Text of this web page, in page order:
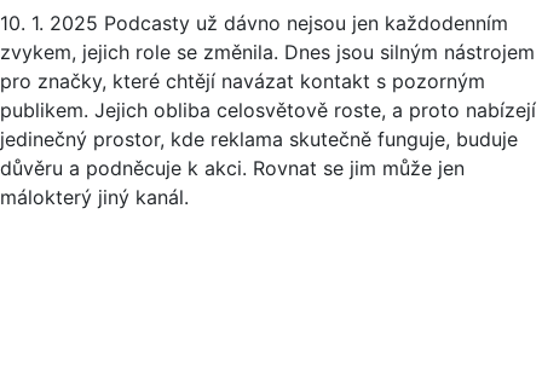
10. 1. 2025 Podcasty už dávno nejsou jen každodenním
zvykem, jejich role se změnila. Dnes jsou silným nástrojem
pro značky, které chtějí navázat kontakt s pozorným
publikem. Jejich obliba celosvětově roste, a proto nabízejí
jedinečný prostor, kde reklama skutečně funguje, buduje
důvěru a podněcuje k akci. Rovnat se jim může jen
málokterý jiný kanál.